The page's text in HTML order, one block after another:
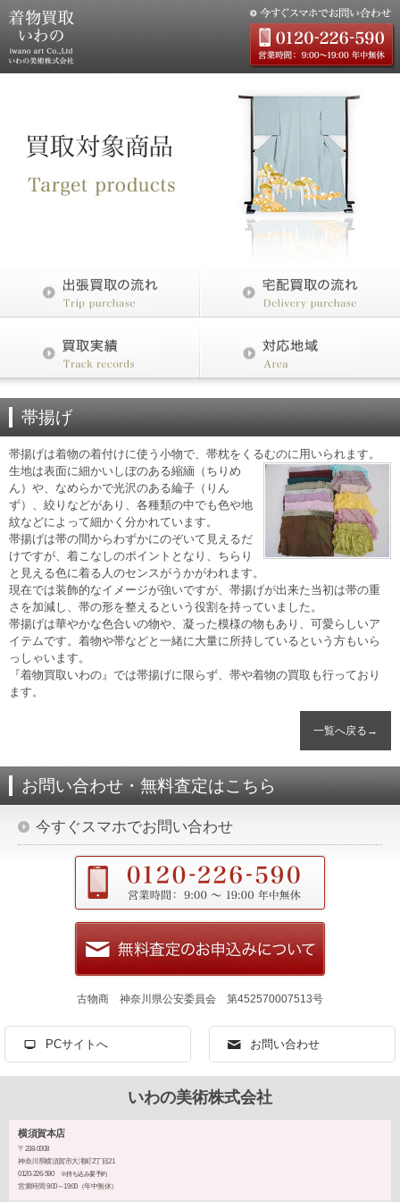
帯揚げ
帯揚げは着物の着付けに使う小物で、帯枕をくるむのに用いられます。
生地は表面に細かいしぼのある縮緬（ちりめ
ん）や、なめらかで光沢のある綸子（りん
ず）、絞りなどがあり、各種類の中でも色や地
紋などによって細かく分かれています。
帯揚げは帯の間からわずかにのぞいて見えるだ
けですが、着こなしのポイントとなり、ちらり
と見える色に着る人のセンスがうかがわれます。
現在では装飾的なイメージが強いですが、帯揚げが出来た当初は帯の重
さを加減し、帯の形を整えるという役割を持っていました。
帯揚げは華やかな色合いの物や、凝った模様の物もあり、可愛らしいア
イテムです。着物や帯などと一緒に大量に所持しているという方もいら
っしゃいます。
『着物買取いわの』では帯揚げに限らず、帯や着物の買取も行っており
ます。
一覧へ戻る→
お問い合わせ・無料査定はこちら
今すぐスマホでお問い合わせ
古物商 神奈川県公安委員会 第452570007513号
PCサイトへ お問い合わせ
いわの美術株式会社
横須賀本店
〒238-0008
神奈川県横須賀市大滝町2丁目21
0120-226-590
※持ち込み要予約
営業時間 9:00～19:00（年中無休）